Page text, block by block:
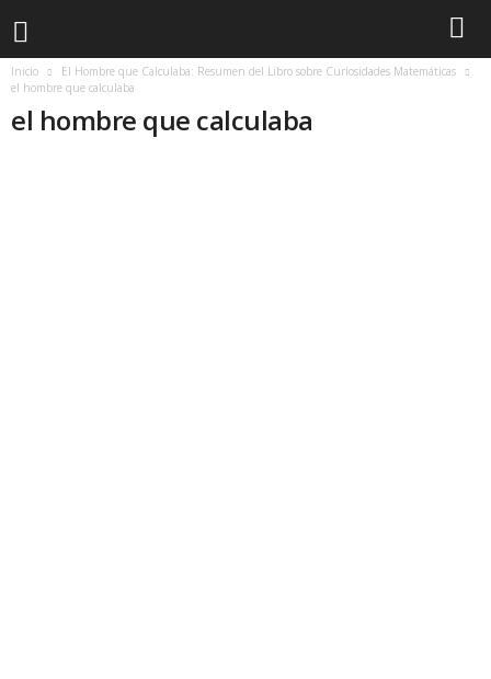
Inicio
El Hombre que Calculaba: Resumen del Libro sobre Curiosidades Matemáticas
el hombre que calculaba
el hombre que calculaba